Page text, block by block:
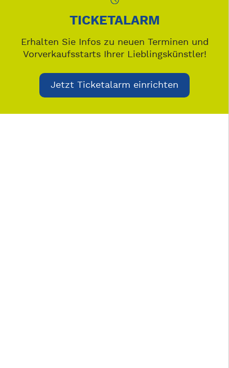
TICKETALARM
Erhalten Sie Infos zu neuen Terminen und
Vorverkaufsstarts Ihrer Lieblingskünstler!
Jetzt Ticketalarm einrichten